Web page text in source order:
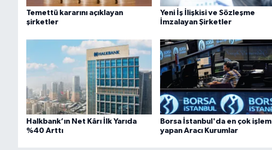
Temettü kararını açıklayan
şirketler
Yeni İş İlişkisi ve Sözleşme
İmzalayan Şirketler
Halkbank’ın Net Kârı İlk Yarıda
%40 Arttı
Borsa İstanbul'da en çok işlem
yapan Aracı Kurumlar